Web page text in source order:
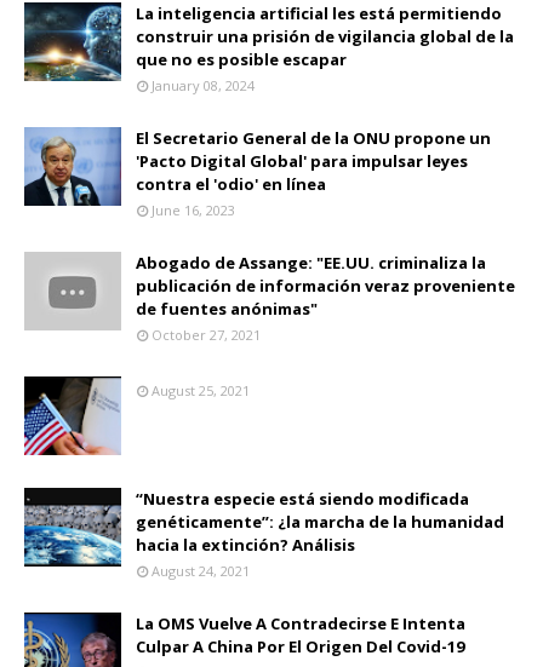
La inteligencia artificial les está permitiendo
construir una prisión de vigilancia global de la
que no es posible escapar
January 08, 2024
El Secretario General de la ONU propone un
'Pacto Digital Global' para impulsar leyes
contra el 'odio' en línea
June 16, 2023
Abogado de Assange: "EE.UU. criminaliza la
publicación de información veraz proveniente
de fuentes anónimas"
October 27, 2021
August 25, 2021
“Nuestra especie está siendo modificada
genéticamente”: ¿la marcha de la humanidad
hacia la extinción? Análisis
August 24, 2021
La OMS Vuelve A Contradecirse E Intenta
Culpar A China Por El Origen Del Covid-19